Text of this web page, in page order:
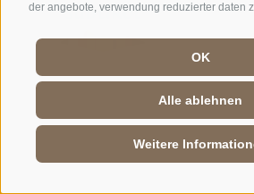
der angebote, verwendung reduzierter daten
aufdeckung von betrug und fehlerbehebung,
anzeige von werbung und inhalten, ihre
datenschutz speichern und übermitteln,
kombination von daten aus unterschiedlichen
verschiedener endgeräte, identifikation von
automatisch übermittelter informationen,
identifizieren. Es steht Ihnen frei, Ihre
OK
Alle ablehnen
Weitere